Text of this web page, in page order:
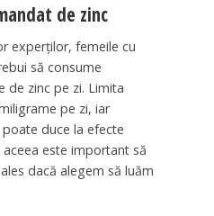
de zinc
experților, femeile cu
să consume
de zinc pe zi. Limita
pe zi, iar
duce la efecte
este important să
dacă alegem să luăm